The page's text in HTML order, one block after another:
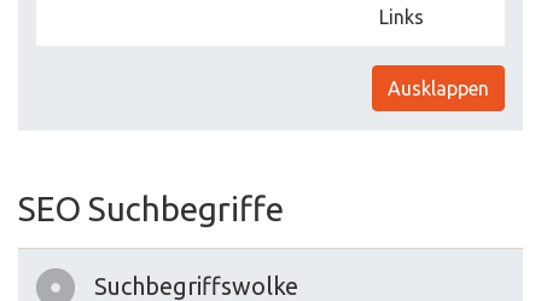
Links
Ausklappen
SEO Suchbegriffe
Suchbegriffswolke